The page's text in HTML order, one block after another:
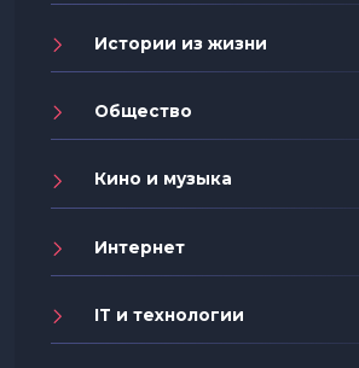
Истории из жизни
Общество
Кино и музыка
Интернет
IT и технологии